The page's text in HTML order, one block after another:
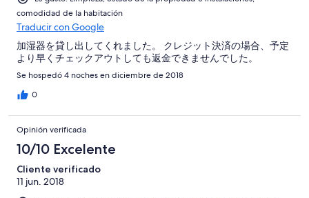
comodidad de la habitación
Traducir con Google
加湿器を貸し出してくれました。 クレジット決済の場合、予定
より早くチェックアウトしても返金できませんでした。
Se hospedó 4 noches en diciembre de 2018
0
Opinión verificada
10/10 Excelente
Cliente verificado
11 jun. 2018